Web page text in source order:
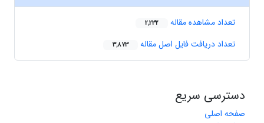
تعداد مشاهده مقاله 2,232
تعداد دریافت فایل اصل مقاله 3,873
دسترسی سریع
صفحه اصلی